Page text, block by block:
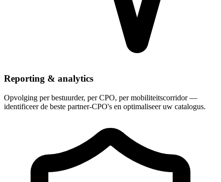
Reporting & analytics
Opvolging per bestuurder, per CPO, per mobiliteitscorridor —
identificeer de beste partner-CPO's en optimaliseer uw catalogus.